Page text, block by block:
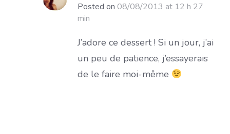
Posted on 08/08/2013 at 12 h 27
min
J’adore ce dessert ! Si un jour, j’ai
un peu de patience, j’essayerais
de le faire moi-même